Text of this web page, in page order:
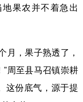
重庆
宁夏
江
果农并不着急出
，果子熟透了，
周至县马召镇崇耕
这份底气，源于提